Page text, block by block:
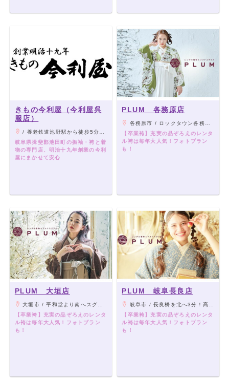
きもの今利屋（今利屋呉
服店）
/ 養老鉄道池野駅から徒歩5分 池野商店街天神さん南100m
岐阜県揖斐郡池田町の振袖・袴と着
物の専門店、明治十九年創業の今利
屋にまかせて安心
PLUM 各務原店
各務原市 / ロックタウン各務原より南へ1分
【卒業袴】充実の品ぞろえのレンタ
ル袴は毎年大人気！フォトプラン
も！
PLUM 大垣店
大垣市 / 平和堂より南へスグ！「かつとき」さんの迎いです。
【卒業袴】充実の品ぞろえのレンタ
ル袴は毎年大人気！フォトプラン
も！
PLUM 岐阜長良店
岐阜市 / 長良橋を北へ3分！高富街道沿いです。
【卒業袴】充実の品ぞろえのレンタ
ル袴は毎年大人気！フォトプラン
も！